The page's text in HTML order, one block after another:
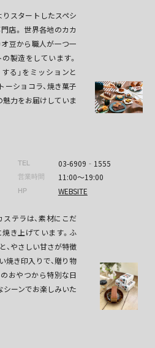
スタートしたスペシ
店。 世界各地のカカ
豆から職人が一つ一
製造をしています。
る」をミッションと
ーショコラ、焼き菓子
魅力をお届けしていま
TEL 03-6909‐1555
営業時間 11:00～19:00
HP WEBSITE
ステラは、素材にこだ
き上げています。ふ
、やさしい甘さが特徴
焼き印入りで、贈り物
おやつから特別な日
シーンでお楽しみいた